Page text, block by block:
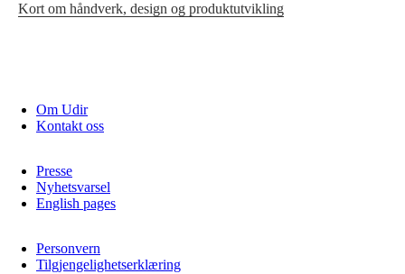
Kort om håndverk, design og produktutvikling
Om Udir
Kontakt oss
Presse
Nyhetsvarsel
English pages
Personvern
Tilgjengelighetserklæring